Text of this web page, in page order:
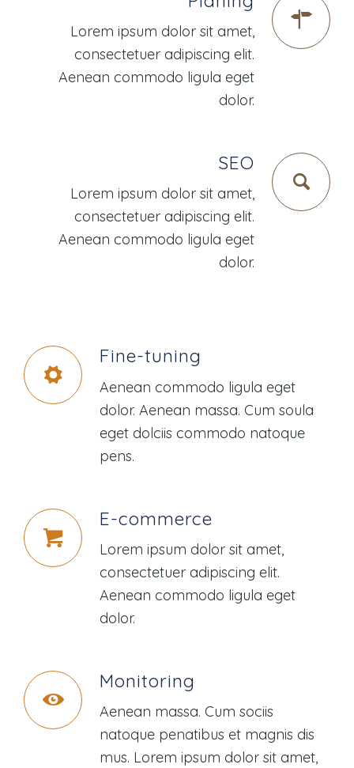
Lorem ipsum dolor sit amet,
consectetuer adipiscing elit.
Aenean commodo ligula eget
dolor.
SEO
Lorem ipsum dolor sit amet,
consectetuer adipiscing elit.
Aenean commodo ligula eget
dolor.
Fine-tuning
Aenean commodo ligula eget
dolor. Aenean massa. Cum soula
eget dolciis commodo natoque
pens.
E-commerce
Lorem ipsum dolor sit amet,
consectetuer adipiscing elit.
Aenean commodo ligula eget
dolor.
Monitoring
Aenean massa. Cum sociis
natoque penatibus et magnis dis
mus. Lorem ipsum dolor sit amet,